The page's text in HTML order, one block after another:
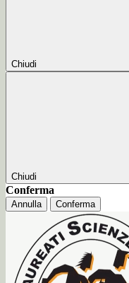
Chiudi
Chiudi
Conferma
Annulla Conferma